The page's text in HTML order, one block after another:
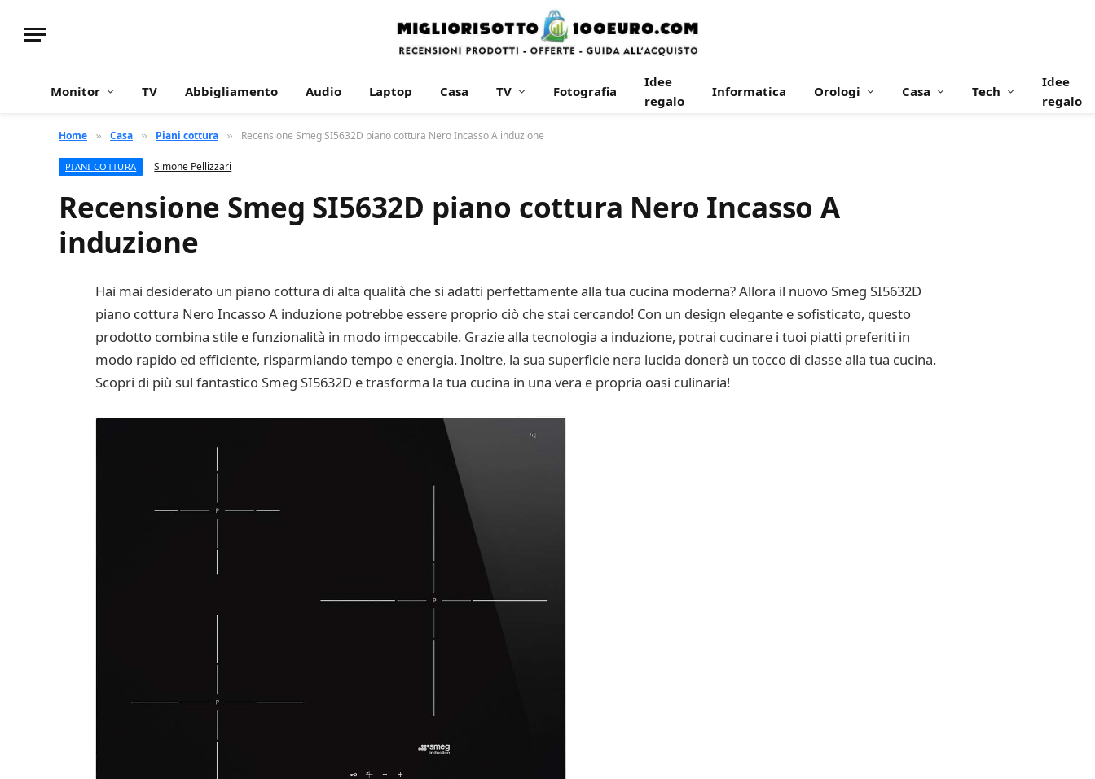
Monitor TV Abbigliamento Audio Laptop Casa TV Fotografia
Idee
regalo
Informatica Orologi Casa Tech
Idee
regalo
Home » Casa » Piani cottura » Recensione Smeg SI5632D piano cottura Nero Incasso A induzione
PIANI COTTURA Simone Pellizzari
Recensione Smeg SI5632D piano cottura Nero Incasso A
induzione
Hai mai desiderato un piano cottura di alta qualità che si adatti perfettamente alla tua cucina moderna? Allora il nuovo Smeg SI5632D
piano cottura Nero Incasso A induzione potrebbe essere proprio ciò che stai cercando! Con un design elegante e sofisticato, questo
prodotto combina stile e funzionalità in modo impeccabile. Grazie alla tecnologia a induzione, potrai cucinare i tuoi piatti preferiti in
modo rapido ed efficiente, risparmiando tempo e energia. Inoltre, la sua superficie nera lucida donerà un tocco di classe alla tua cucina.
Scopri di più sul fantastico Smeg SI5632D e trasforma la tua cucina in una vera e propria oasi culinaria!